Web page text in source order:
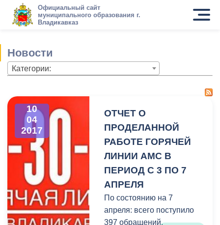
Официальный сайт
муниципального образования г.
Владикавказ
Новости
Категории:
10
04
2017
ОТЧЕТ О
ПРОДЕЛАННОЙ
РАБОТЕ ГОРЯЧЕЙ
ЛИНИИ АМС В
ПЕРИОД С 3 ПО 7
АПРЕЛЯ
По состоянию на 7
апреля: всего поступило
397 обращений.